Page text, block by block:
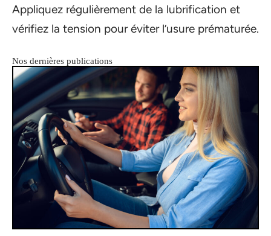
Appliquez régulièrement de la lubrification et
vérifiez la tension pour éviter l’usure prématurée.
Nos dernières publications